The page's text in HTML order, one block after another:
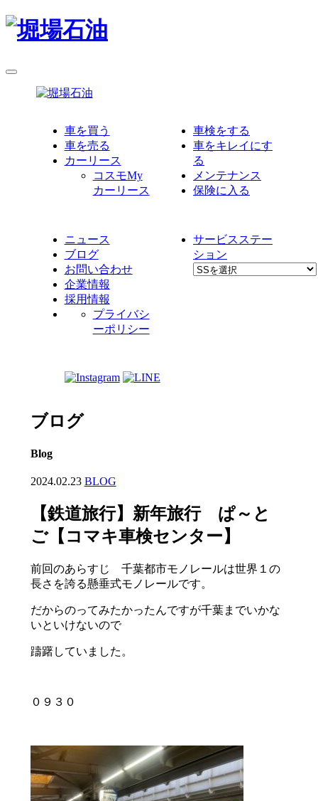
車を買う
車を売る
カーリース
コスモMy
カーリース
車検をする
車をキレイにす
る
メンテナンス
保険に入る
ニュース
ブログ
お問い合わせ
企業情報
採用情報
プライバシ
ーポリシー
サービスステー
ション
ブログ
Blog
2024.02.23 BLOG
【鉄道旅行】新年旅行 ぱ～と
ご【コマキ車検センター】
前回のあらすじ 千葉都市モノレールは世界１の
長さを誇る懸垂式モノレールです。
だからのってみたかったんですが千葉までいかな
いといけないので
躊躇していました。
０９３０